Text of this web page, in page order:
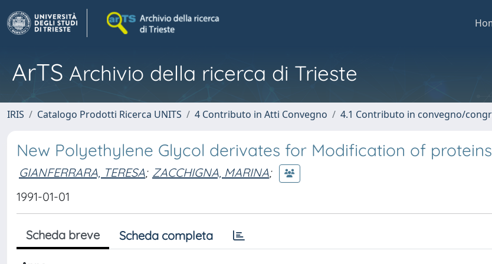
ArTS Archivio della ricerca di Trieste
IRIS Catalogo Prodotti Ricerca UNITS 4 Contributo in Atti Convegno 4.1 Contributo in convegno/
New Polyethylene Glycol derivates for Modification of proteins
GIANFERRARA, TERESA; ZACCHIGNA, MARINA;
1991-01-01
Scheda breve Scheda completa